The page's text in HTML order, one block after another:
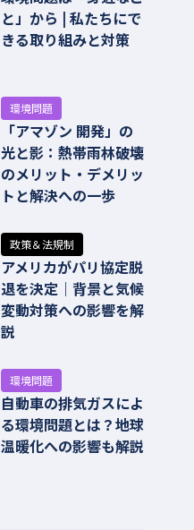
と」から | 私たちにで
きる取り組みと対策
環境問題
「アマゾン 開発」の
光と影：熱帯雨林破壊
のメリット・デメリッ
トと解決への一歩
政策＆法規制
アメリカがパリ協定脱
退を決定｜背景と気候
変動対策への影響を解
説
環境問題
自動車の排気ガスによ
る環境問題とは？地球
温暖化への影響も解説